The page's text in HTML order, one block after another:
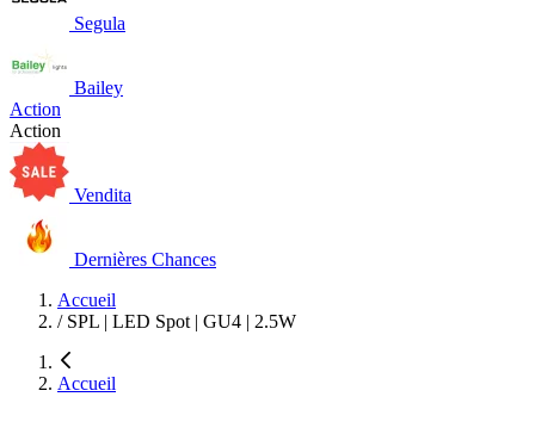
Segula
Bailey
Action
Action
Vendita
Dernières Chances
Accueil
/ SPL | LED Spot | GU4 | 2.5W
Accueil